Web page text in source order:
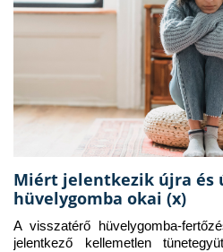
Miért jelentkezik újra és
hüvelygomba okai (x)
A visszatérő hüvelygomba-
jelentkező kellemetlen